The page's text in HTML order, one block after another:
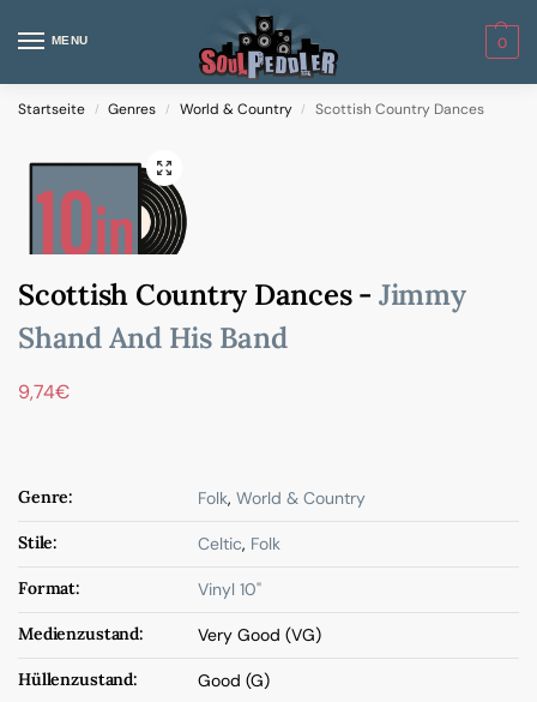
MENU 0
Startseite / Genres / World & Country / Scottish Country Dances
Scottish Country Dances - Jimmy
Shand And His Band
9,74€
Genre: Folk, World & Country
Stile: Celtic, Folk
Format: Vinyl 10"
Medienzustand: Very Good (VG)
Hüllenzustand: Good (G)